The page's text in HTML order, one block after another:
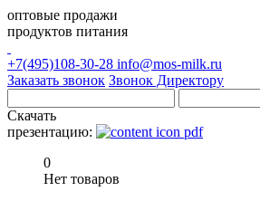
оптовые продажи
продуктов питания
+7(495)108-30-28 info@mos-milk.ru
Заказать звонок Звонок Директору
Скачать
презентацию:
0
Нет товаров